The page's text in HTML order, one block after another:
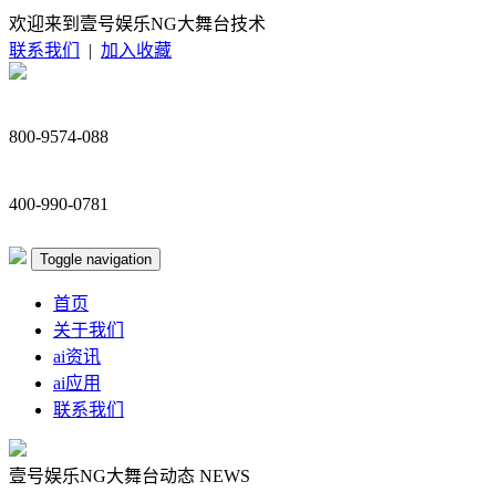
欢迎来到壹号娱乐NG大舞台技术
联系我们
| 加入收藏
800-9574-088
400-990-0781
Toggle navigation
首页
关于我们
ai资讯
ai应用
联系我们
壹号娱乐NG大舞台动态 NEWS